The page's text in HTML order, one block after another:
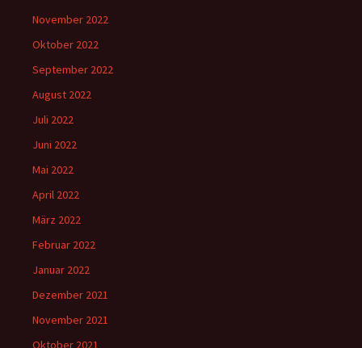
November 2022
Oktober 2022
September 2022
August 2022
Juli 2022
Juni 2022
Mai 2022
April 2022
März 2022
Februar 2022
Januar 2022
Dezember 2021
November 2021